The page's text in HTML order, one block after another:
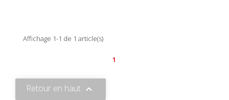
Affichage 1-1 de 1 article(s)
1
Retour en haut 